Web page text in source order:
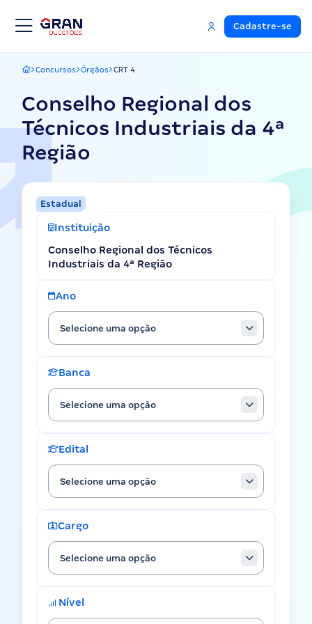
Cadastre-se
Gran Questões
Concursos Órgãos CRT 4
Conselho Regional dos
Técnicos Industriais da 4ª
Região
Estadual
Instituição
Conselho Regional dos Técnicos
Industriais da 4ª Região
Ano
Selecione uma opção
Banca
Selecione uma opção
Edital
Selecione uma opção
Cargo
Selecione uma opção
Nível